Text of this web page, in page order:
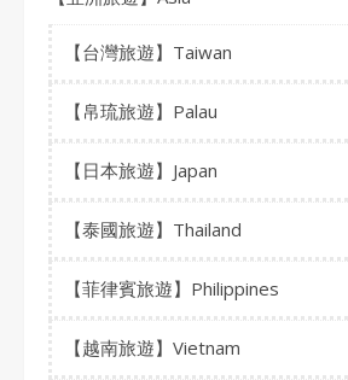
【台灣旅遊】Taiwan
【帛琉旅遊】Palau
【日本旅遊】Japan
【泰國旅遊】Thailand
【菲律賓旅遊】Philippines
【越南旅遊】Vietnam